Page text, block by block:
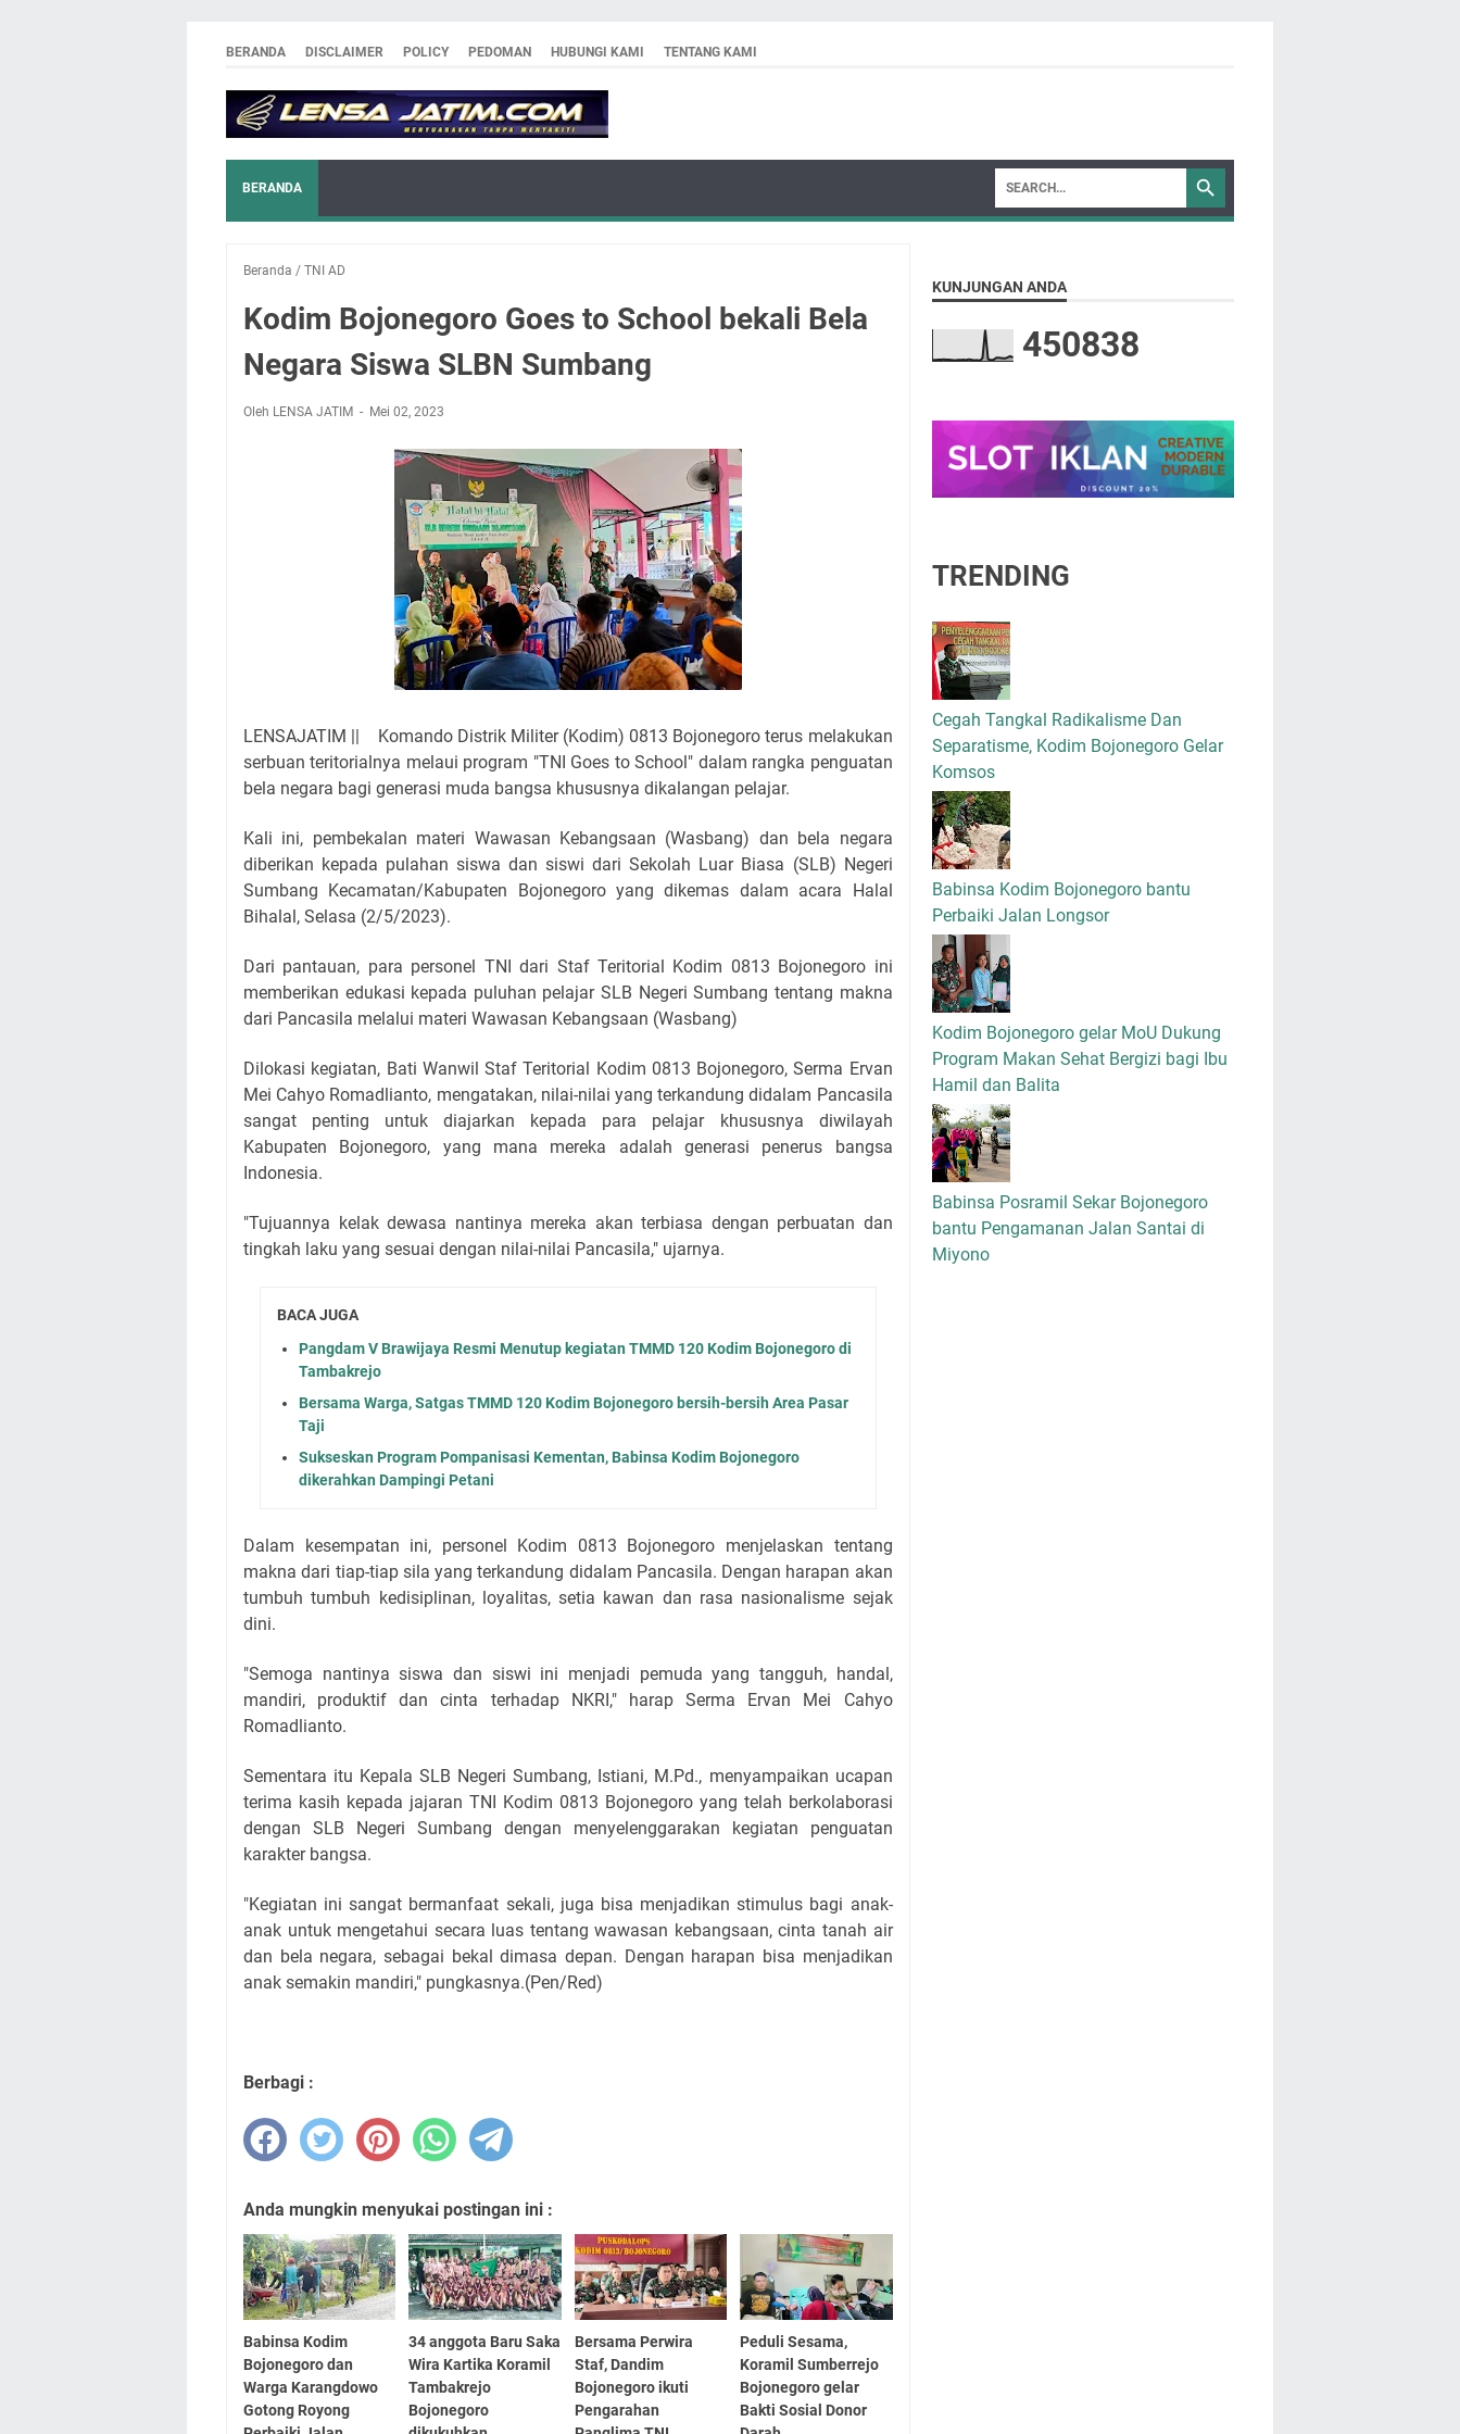
BERANDA DISCLAIMER POLICY PEDOMAN HUBUNGI KAMI TENTANG KAMI
BERANDA
Beranda / TNI AD
Kodim Bojonegoro Goes to School bekali Bela
Negara Siswa SLBN Sumbang
Oleh LENSA JATIM Mei 02, 2023
LENSAJATIM || Komando Distrik Militer (Kodim) 0813 Bojonegoro terus melakukan
serbuan teritorialnya melaui program "TNI Goes to School" dalam rangka penguatan
bela negara bagi generasi muda bangsa khususnya dikalangan pelajar.
Kali ini, pembekalan materi Wawasan Kebangsaan (Wasbang) dan bela negara
diberikan kepada pulahan siswa dan siswi dari Sekolah Luar Biasa (SLB) Negeri
Sumbang Kecamatan/Kabupaten Bojonegoro yang dikemas dalam acara Halal
Bihalal, Selasa (2/5/2023).
Dari pantauan, para personel TNI dari Staf Teritorial Kodim 0813 Bojonegoro ini
memberikan edukasi kepada puluhan pelajar SLB Negeri Sumbang tentang makna
dari Pancasila melalui materi Wawasan Kebangsaan (Wasbang)
Dilokasi kegiatan, Bati Wanwil Staf Teritorial Kodim 0813 Bojonegoro, Serma Ervan
Mei Cahyo Romadlianto, mengatakan, nilai-nilai yang terkandung didalam Pancasila
sangat penting untuk diajarkan kepada para pelajar khususnya diwilayah
Kabupaten Bojonegoro, yang mana mereka adalah generasi penerus bangsa
Indonesia.
"Tujuannya kelak dewasa nantinya mereka akan terbiasa dengan perbuatan dan
tingkah laku yang sesuai dengan nilai-nilai Pancasila," ujarnya.
BACA JUGA
Pangdam V Brawijaya Resmi Menutup kegiatan TMMD 120 Kodim Bojonegoro di
Tambakrejo
Bersama Warga, Satgas TMMD 120 Kodim Bojonegoro bersih-bersih Area Pasar
Taji
Sukseskan Program Pompanisasi Kementan, Babinsa Kodim Bojonegoro
dikerahkan Dampingi Petani
Dalam kesempatan ini, personel Kodim 0813 Bojonegoro menjelaskan tentang
makna dari tiap-tiap sila yang terkandung didalam Pancasila. Dengan harapan akan
tumbuh tumbuh kedisiplinan, loyalitas, setia kawan dan rasa nasionalisme sejak
dini.
"Semoga nantinya siswa dan siswi ini menjadi pemuda yang tangguh, handal,
mandiri, produktif dan cinta terhadap NKRI," harap Serma Ervan Mei Cahyo
Romadlianto.
Sementara itu Kepala SLB Negeri Sumbang, Istiani, M.Pd., menyampaikan ucapan
terima kasih kepada jajaran TNI Kodim 0813 Bojonegoro yang telah berkolaborasi
dengan SLB Negeri Sumbang dengan menyelenggarakan kegiatan penguatan
karakter bangsa.
"Kegiatan ini sangat bermanfaat sekali, juga bisa menjadikan stimulus bagi anak-
anak untuk mengetahui secara luas tentang wawasan kebangsaan, cinta tanah air
dan bela negara, sebagai bekal dimasa depan. Dengan harapan bisa menjadikan
anak semakin mandiri," pungkasnya.(Pen/Red)
Berbagi :
Anda mungkin menyukai postingan ini :
Babinsa Kodim
Bojonegoro dan
Warga Karangdowo
Gotong Royong
34 anggota Baru Saka
Wira Kartika Koramil
Tambakrejo
Bojonegoro
Bersama Perwira
Staf, Dandim
Bojonegoro ikuti
Pengarahan
Peduli Sesama,
Koramil Sumberrejo
Bojonegoro gelar
Bakti Sosial Donor
KUNJUNGAN ANDA
450838
TRENDING
Cegah Tangkal Radikalisme Dan
Separatisme, Kodim Bojonegoro Gelar
Komsos
Babinsa Kodim Bojonegoro bantu
Perbaiki Jalan Longsor
Kodim Bojonegoro gelar MoU Dukung
Program Makan Sehat Bergizi bagi Ibu
Hamil dan Balita
Babinsa Posramil Sekar Bojonegoro
bantu Pengamanan Jalan Santai di
Miyono